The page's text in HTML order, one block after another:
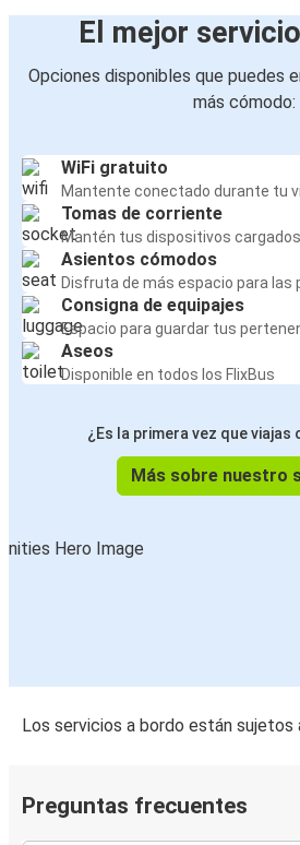
El mejor
Opciones disponibles que puedes
más cómodo:
WiFi gratuito
Mantente conectado durante tu
Tomas de corriente
Mantén tus dispositivos
Asientos cómodos
Disfruta de más espacio para las
Consigna de equipajes
Espacio para guardar tus
Aseos
Disponible en todos los FlixBus
¿Es la primera vez que
Más sobre nuestro
Los servicios a bordo están sujetos
Preguntas frecuentes